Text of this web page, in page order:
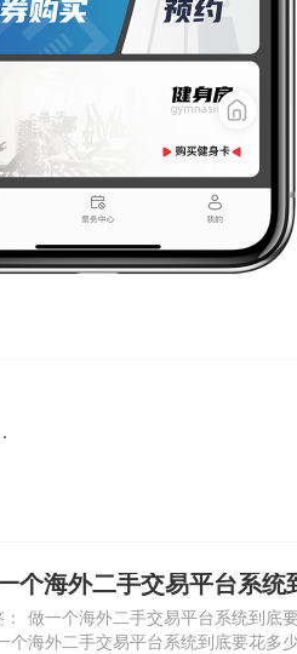
解决方案
个海外二手交易平台系统
做一个海外二手交易平台系统到底
个海外二手交易平台系统到底要花多